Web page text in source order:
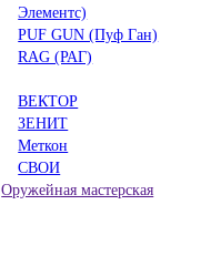
Элементс)
PUF GUN (Пуф Ган)
RAG (РАГ)
ВЕКТОР
ЗЕНИТ
Меткон
СВОИ
Оружейная мастерская